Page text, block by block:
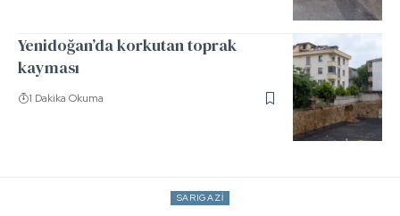
Yenidoğan’da korkutan toprak
kayması
1 Dakika Okuma
SARIGAZI